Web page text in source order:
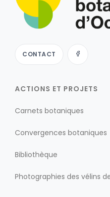
CONTACT
ACTIONS ET PROJETS
Carnets botaniques
Convergences botaniques
Bibliothèque
Photographies des vélins